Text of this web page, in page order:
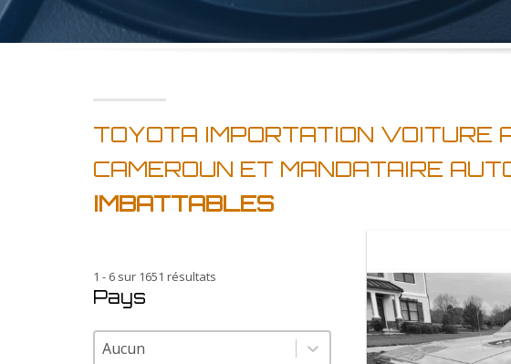
TOYOTA IMPORTATION VOITURE
CAMEROUN ET MANDATAIRE
IMBATTABLES
1 - 6 sur 1651 résultats
Pays
Pays
Pays